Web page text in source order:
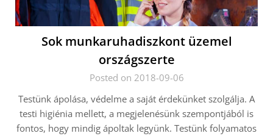
Sok munkaruhadiszkont üzemel
országszerte
Posted on 2018-09-06
Testünk ápolása, védelme a saját érdekünket szolgálja. A
testi higiénia mellett, a megjelenésünk szempontjából is
fontos, hogy mindig ápoltak legyünk. Testünk folyamatos